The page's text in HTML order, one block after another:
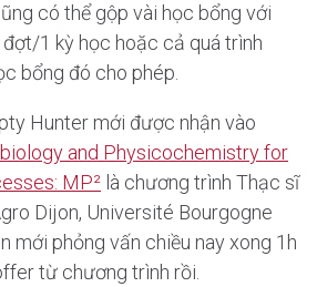
có thể gộp vài học bổng với
đợt/1 kỳ học hoặc cả quá trình
bổng đó cho phép.
Hunter mới được nhận vào
and Physicochemistry for
MP² là chương trình Thạc sĩ
Dijon, Université Bourgogne
mới phỏng vấn chiều nay xong 1h
từ chương trình rồi.